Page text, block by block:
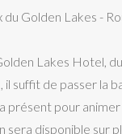
du Golden Lakes -
Lakes Hotel,
suffit de passer la
présent pour
disponible sur